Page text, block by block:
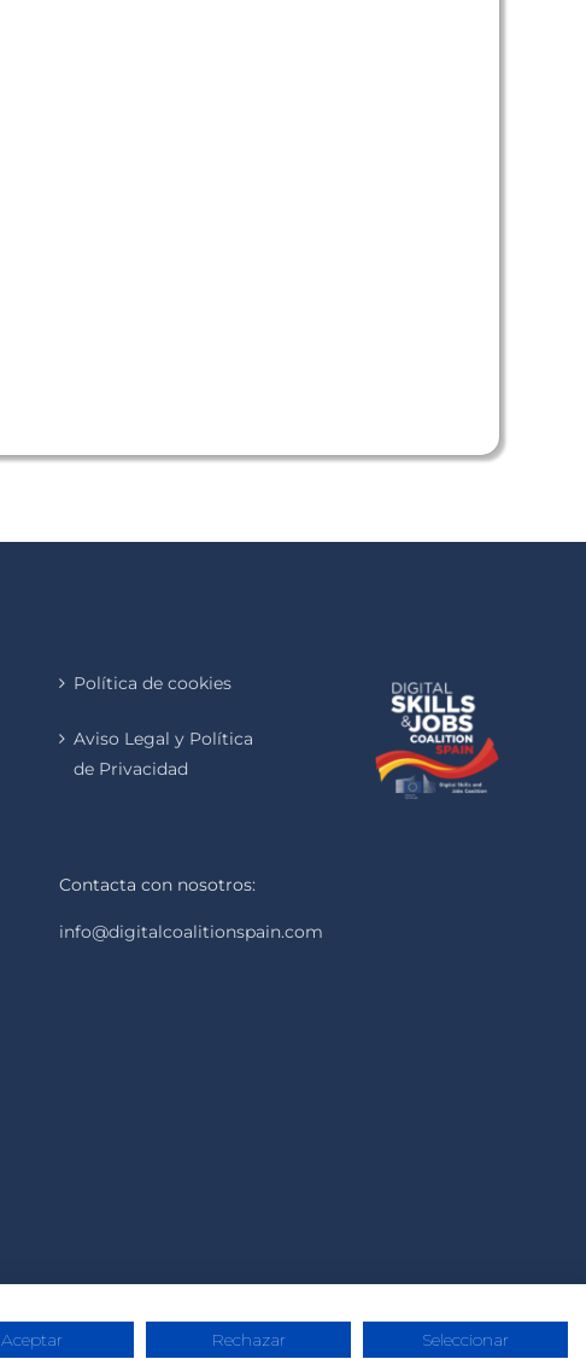
Política de cookies
Aviso Legal y Política
de Privacidad
Contacta con nosotros:
info@digitalcoalitionspain.com
Aceptar Rechazar Seleccionar